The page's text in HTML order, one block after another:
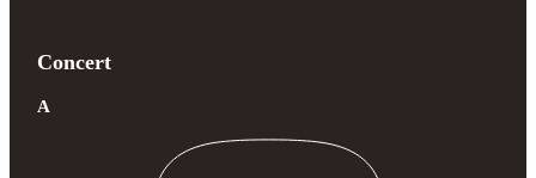
Concert
A